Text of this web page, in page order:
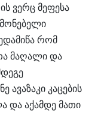
ვერც მეფესა
რომ
მაღალი და
ავაზაკი კაცების
და აქამდე მათი